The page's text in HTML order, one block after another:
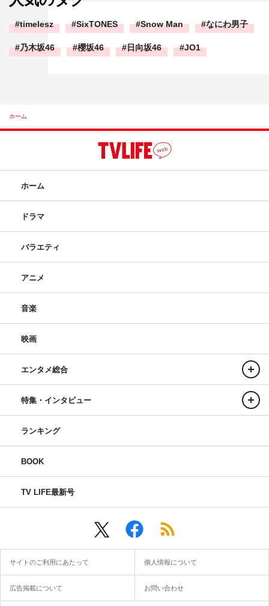
timelesz SixTONES Snow Man なにわ男子
乃木坂46 櫻坂46 日向坂46 JO1
ホーム
ホーム
ドラマ
バラエティ
アニメ
音楽
映画
エンタメ総合
特集・インタビュー
ランキング
BOOK
TV LIFE最新号
サイトのご利用にあたって 個人情報について
広告掲載について お問い合わせ